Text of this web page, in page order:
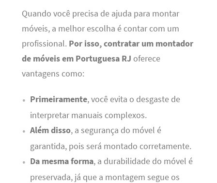
Quando você precisa de ajuda para montar
móveis, a melhor escolha é contar com um
profissional. Por isso, contratar um montador
de móveis em Portuguesa RJ oferece
vantagens como:
Primeiramente, você evita o desgaste de
interpretar manuais complexos.
Além disso, a segurança do móvel é
garantida, pois será montado corretamente.
Da mesma forma, a durabilidade do móvel é
preservada, já que a montagem segue os